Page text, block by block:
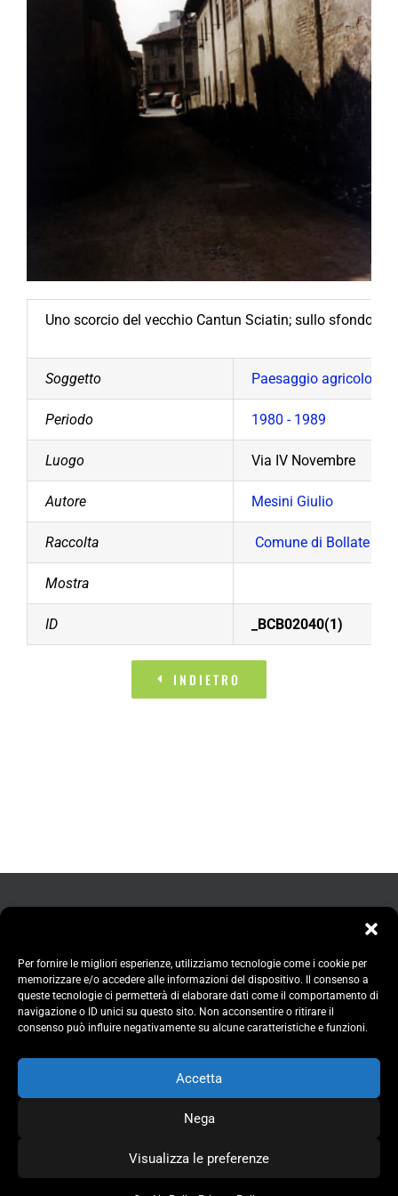
Per fornire le migliori esperienze, utilizziamo tecnologie come i cookie per
memorizzare e/o accedere alle informazioni del dispositivo. Il consenso a
queste tecnologie ci permetterà di elaborare dati come il comportamento di
navigazione o ID unici su questo sito. Non acconsentire o ritirare il
consenso può influire negativamente su alcune caratteristiche e funzioni.
Accetta
Nega
Visualizza le preferenze
Uno scorcio del vecchio Cantun Sciatin; sullo sfondo
Soggetto Paesaggio agricolo
Periodo 1980 - 1989
Luogo Via IV Novembre
Autore Mesini Giulio
Raccolta Comune di Bollate
Mostra
ID _BCB02040(1)
INDIETRO
Comune di Bollate | U.O. Cultura | Piazza Aldo Moro, 1 - 20021 Bollate
(MI) | C.F. e P.I. 00801220153